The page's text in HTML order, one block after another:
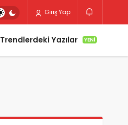
Giriş Yap
Trendlerdeki Yazılar YENI